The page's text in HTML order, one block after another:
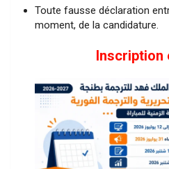
Toute fausse déclaration
moment, de la candidature.
Inscription